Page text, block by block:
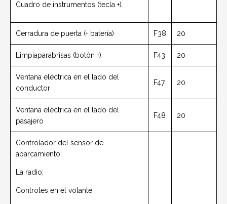
Cuadro de instrumentos (tecla +).
Cerradura de puerta (+ batería) F38 20
Limpiaparabrisas (botón +) F43 20
Ventana eléctrica en el lado del
conductor
F47 20
Ventana eléctrica en el lado del
pasajero
F48 20
Controlador del sensor de
aparcamiento;
La radio;
Controles en el volante;